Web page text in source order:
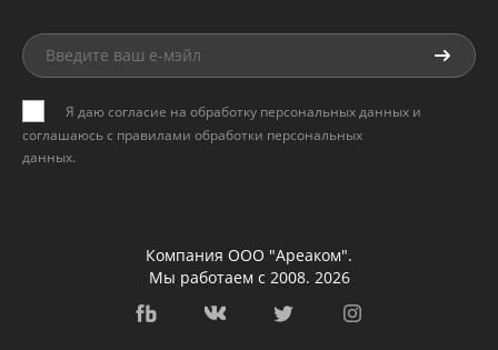
Я даю согласие на обработку персональных данных и
соглашаюсь с правилами обработки персональных
данных.
Компания ООО "Ареаком".
Мы работаем с 2008. 2026